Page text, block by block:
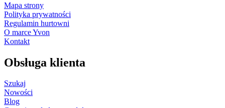
Mapa strony
Polityka prywatności
Regulamin hurtowni
O marce Yvon
Kontakt
Obsługa klienta
Szukaj
Nowości
Blog